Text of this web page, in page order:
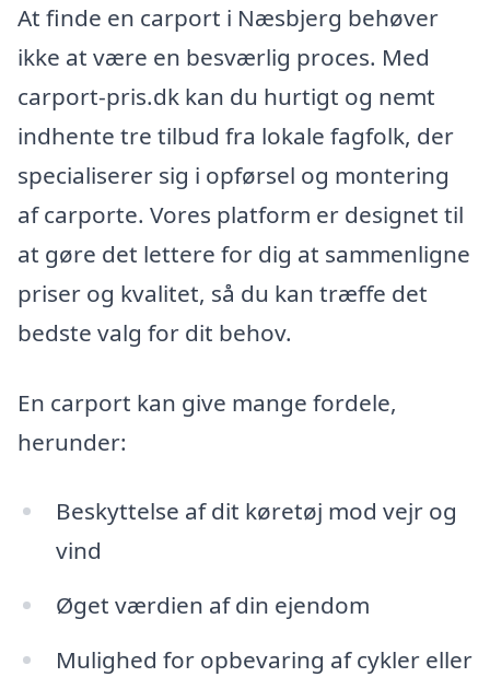
At finde en carport i Næsbjerg behøver
ikke at være en besværlig proces. Med
carport-pris.dk kan du hurtigt og nemt
indhente tre tilbud fra lokale fagfolk, der
specialiserer sig i opførsel og montering
af carporte. Vores platform er designet til
at gøre det lettere for dig at sammenligne
priser og kvalitet, så du kan træffe det
bedste valg for dit behov.
En carport kan give mange fordele,
herunder:
Beskyttelse af dit køretøj mod vejr og
vind
Øget værdien af din ejendom
Mulighed for opbevaring af cykler eller